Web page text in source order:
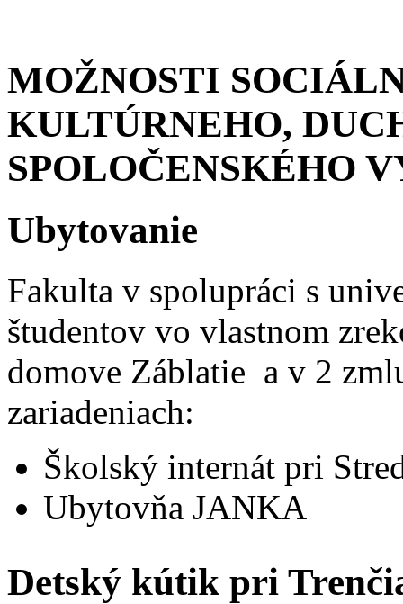
MOŽNOSTI
KULTÚRNEHO,
SPOLOČENSKÉHO
Ubytovanie
Fakulta v spolupráci s
študentov vo vlastnom
domove Záblatie a v 2
zariadeniach:
Školský internát pri
Ubytovňa JANKA
Detský kútik pri